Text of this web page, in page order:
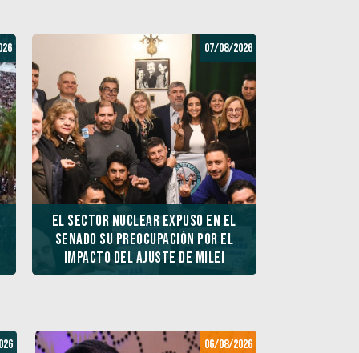
07/08/2026
El sector nuclear expuso en el
Senado su preocupación por el
impacto del ajuste de Milei
06/08/2026